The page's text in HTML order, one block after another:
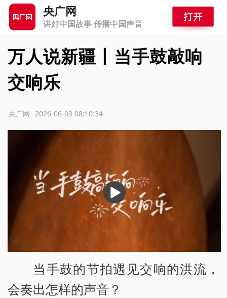
央广网
讲好中国故事 传播中国声音
万人说新疆丨当手鼓敲响
交响乐
2026-06-03 08:10:34
央广网
播
放
当手鼓的节拍遇见交响的洪流，
会奏出怎样的声音？